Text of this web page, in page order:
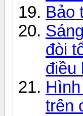
Bảo
đòi
điều
trên